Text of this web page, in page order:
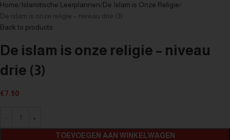
Home Islamitische Leerplannen De Islam is Onze Religie
De islam is onze religie – niveau drie (3)
Back to products
De islam is onze religie – niveau
drie (3)
€7.90
TOEVOEGEN AAN WINKELWAGEN